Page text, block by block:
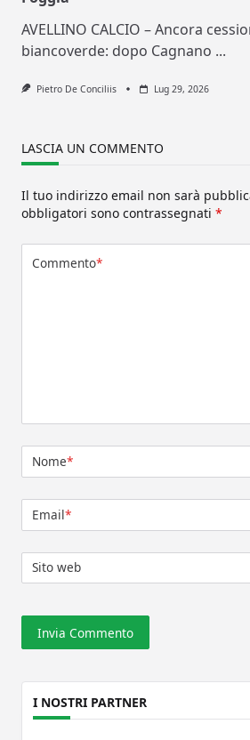
AVELLINO CALCIO – Ancora
biancoverde: dopo Cagnano ...
Pietro De Conciliis Lug 29, 2026
LASCIA UN COMMENTO
Il tuo indirizzo email non sarà
obbligatori sono contrassegnati *
Commento*
Nome*
Email*
Sito web
I NOSTRI PARTNER